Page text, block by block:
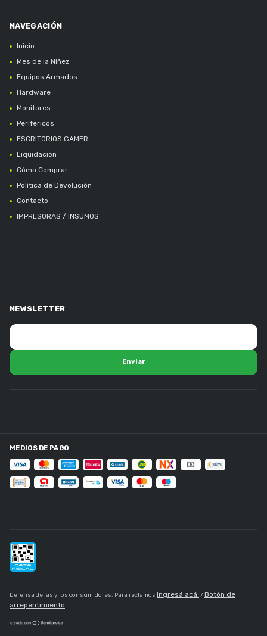
Inicio
Mes de la Niñez
Equipos Armados
Hardware
Monitores
Perifericos
ESCRITORIOS GAMER
Liquidacion
Cómo Comprar
Política de Devolución
Contacto
IMPRESORAS / INSUMOS
NEWSLETTER
MEDIOS DE PAGO
Defensa de las y los consumidores. Para reclamos ingresá acá. /Botón de
arrepentimiento